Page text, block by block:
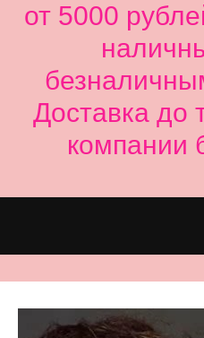
от 5000
Доставка до
компании